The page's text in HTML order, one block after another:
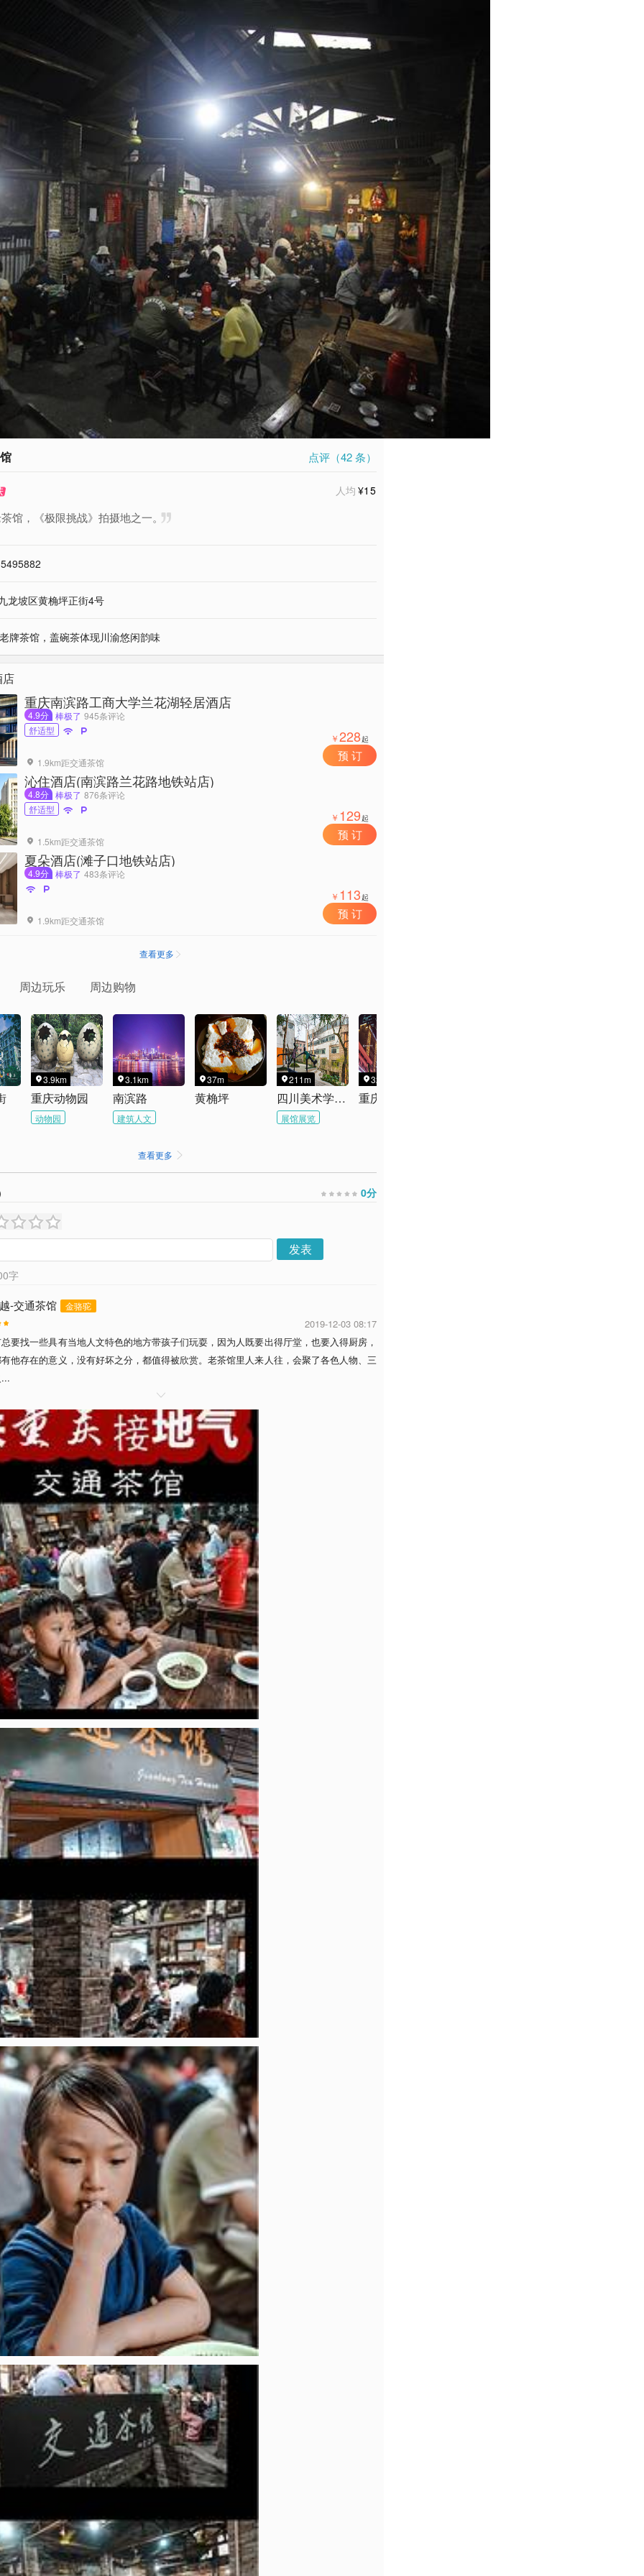
点评（42条）
人均 ¥15
馆，《极限挑战》拍摄地之一。
龙坡区黄桷坪正街4号
牌茶馆，盖碗茶体现川渝悠闲韵味
重庆南滨路工商大学兰花湖轻居酒店
4.9分 棒极了 945条评论
舒适型
 
 1.9km距交通茶馆
￥228起
预 订
沁住酒店(南滨路兰花路地铁站店)
4.8分 棒极了 876条评论
舒适型
 
 1.5km距交通茶馆
￥129起
预 订
夏朵酒店(滩子口地铁站店)
4.9分 棒极了 483条评论


 1.9km距交通茶馆
￥113起
预 订
查看更多 
周边玩乐 周边购物
3.9km
重庆动物园
动物园
3.1km
南滨路
建筑人文
37m
黄桷坪
211m
四川美术学院(黄桷坪校区)
展馆展览
327m
查看更多 
0分
发表
字
-交通茶馆 金骆驼
2019-12-03 08:17
要找一些具有当地人文特色的地方带孩子们玩耍，因为人既要出得厅堂，也要入得厨房，
他存在的意义，没有好坏之分，都值得被欣赏。老茶馆里人来人往，会聚了各色人物、三
